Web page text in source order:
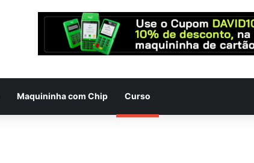
Maquininha com Chip Curso